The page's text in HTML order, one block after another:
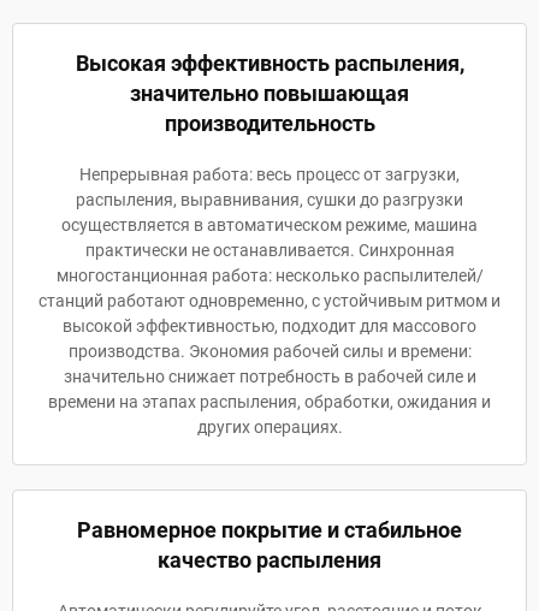
Высокая эффективность распыления,
значительно повышающая
производительность
Непрерывная работа: весь процесс от загрузки,
распыления, выравнивания, сушки до разгрузки
осуществляется в автоматическом режиме, машина
практически не останавливается. Синхронная
многостанционная работа: несколько распылителей/
станций работают одновременно, с устойчивым ритмом и
высокой эффективностью, подходит для массового
производства. Экономия рабочей силы и времени:
значительно снижает потребность в рабочей силе и
времени на этапах распыления, обработки, ожидания и
других операциях.
Равномерное покрытие и стабильное
качество распыления